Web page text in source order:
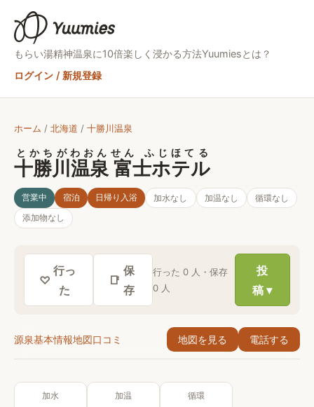
もらい湯精神温泉に10倍楽しく浸かる方法Yuumiesとは？
ログイン / 新規登録
ホーム / 北海道 / 十勝川温泉
十勝川温泉 富士ホテル
とかちがわおんせん ふじほてる
営業中 宿泊 日帰り入浴 加水なし 加温なし 循環なし
添加物なし
♡
行っ
た
📑
保
存
行った0 人・保存
0 人
投
稿 ▾
源泉基本情報地図口コミ 地図を見る 電話する
加水 加温 循環